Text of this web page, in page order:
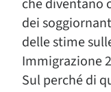
che diventano
dei
delle stime
Immigrazione
Sul perché di